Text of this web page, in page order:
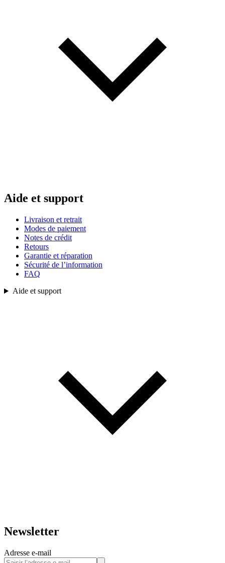
Aide et support
Livraison et retrait
Modes de paiement
Notes de crédit
Retours
Garantie et réparation
Sécurité de l’information
FAQ
Aide et support
Newsletter
Adresse e-mail